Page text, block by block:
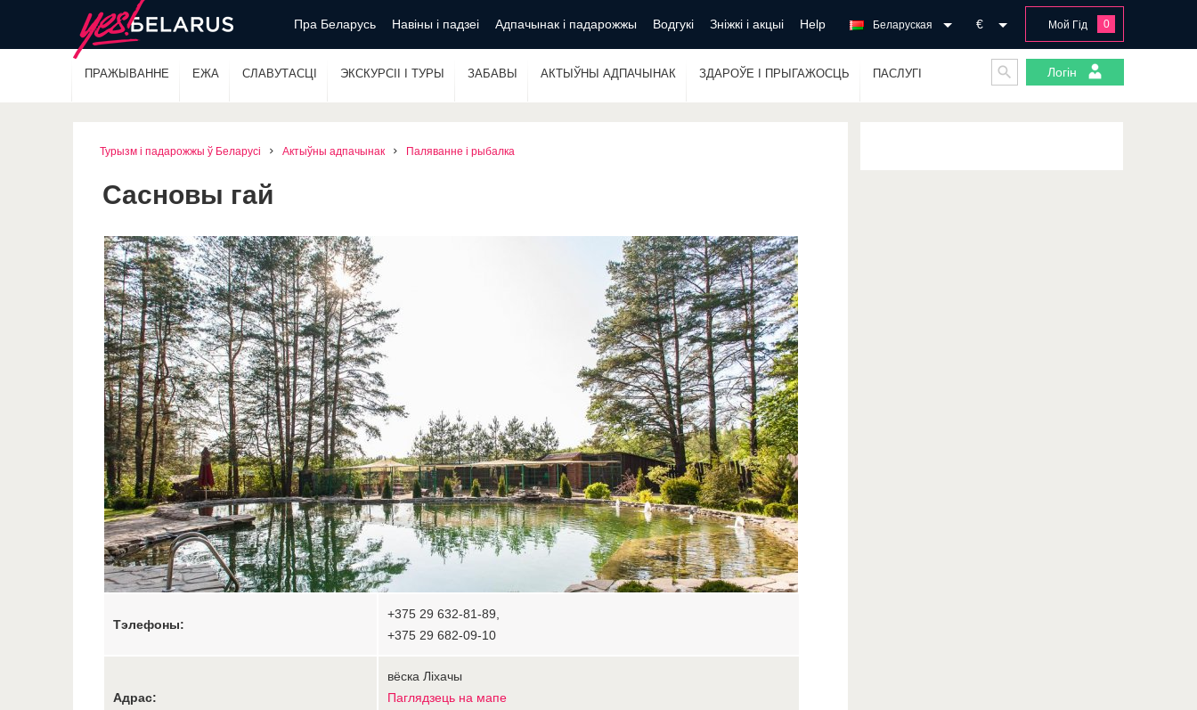
Пра Беларусь Навіны і падзеі Адпачынак і падарожжы Водгукі Зніжкі і акцыі Help Мой Гід 0
€
Беларуская
ПРАЖЫВАННЕ ЕЖА СЛАВУТАСЦІ ЭКСКУРСІІ І ТУРЫ ЗАБАВЫ АКТЫЎНЫ АДПАЧЫНАК ЗДАРОЎЕ І ПРЫГАЖОСЦЬ ПАСЛУГІ Логін
Турызм і падарожжы ў Беларусі Актыўны адпачынак Паляванне і рыбалка
Сасновы гай
Тэлефоны:
+375 29 632-81-89,
+375 29 682-09-10
Адрас:
вёска Ліхачы
Паглядзець на мапе